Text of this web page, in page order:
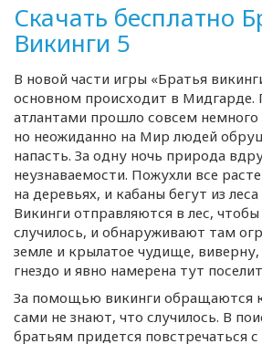
Скачать бесплатно
Викинги 5
В новой части игры «Братья
основном происходит в Мидгарде.
атлантами прошло совсем
но неожиданно на Мир людей
напасть. За одну ночь природа
неузнаваемости. Пожухли все
на деревьях, и кабаны бегут из
Викинги отправляются в лес, чтобы
случилось, и обнаруживают там
земле и крылатое чудище,
гнездо и явно намерена тут
За помощью викинги обращаются
сами не знают, что случилось. В
братьям придется повстречаться